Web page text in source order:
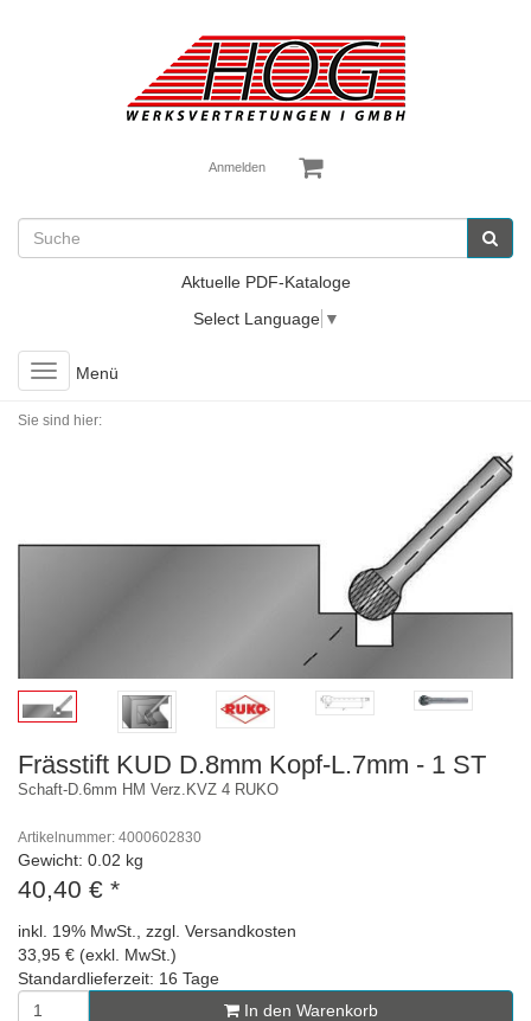
Anmelden
Aktuelle PDF-Kataloge
Select Language ▼
Toggle
navigation
Menü
Sie sind hier:
Frässtift KUD D.8mm Kopf-L.7mm - 1 ST
Schaft-D.6mm HM Verz.KVZ 4 RUKO
Artikelnummer: 4000602830
Gewicht: 0.02 kg
40,40 € *
inkl. 19% MwSt., zzgl. Versandkosten
33,95 € (exkl. MwSt.)
Standardlieferzeit: 16 Tage
In den Warenkorb